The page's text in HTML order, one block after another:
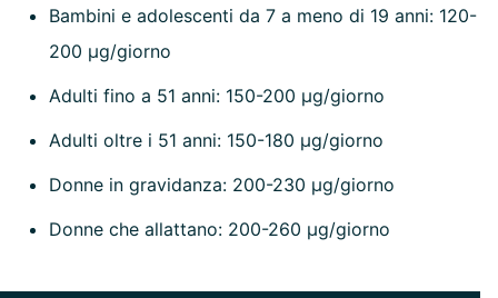
Bambini e adolescenti da 7 a meno di 19 anni: 120-
200 µg/giorno
Adulti fino a 51 anni: 150-200 µg/giorno
Adulti oltre i 51 anni: 150-180 µg/giorno
Donne in gravidanza: 200-230 µg/giorno
Donne che allattano: 200-260 µg/giorno